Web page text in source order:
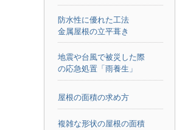
防水性に優れた工法
金属屋根の立平葺き
地震や台風で被災した際
の応急処置「雨養生」
屋根の面積の求め方
複雑な形状の屋根の面積